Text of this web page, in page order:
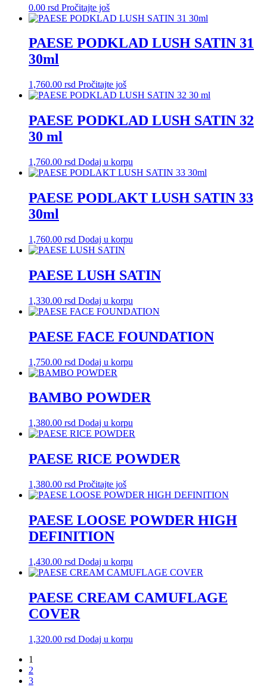
0.00 rsd Pročitajte još
PAESE PODKLAD LUSH SATIN 31
30ml
1,760.00 rsd Pročitajte još
PAESE PODKLAD LUSH SATIN 32
30 ml
1,760.00 rsd Dodaj u korpu
PAESE PODLAKT LUSH SATIN 33
30ml
1,760.00 rsd Dodaj u korpu
PAESE LUSH SATIN
1,330.00 rsd Dodaj u korpu
PAESE FACE FOUNDATION
1,750.00 rsd Dodaj u korpu
BAMBO POWDER
1,380.00 rsd Dodaj u korpu
PAESE RICE POWDER
1,380.00 rsd Pročitajte još
PAESE LOOSE POWDER HIGH
DEFINITION
1,430.00 rsd Dodaj u korpu
PAESE CREAM CAMUFLAGE
COVER
1,320.00 rsd Dodaj u korpu
1
2
3